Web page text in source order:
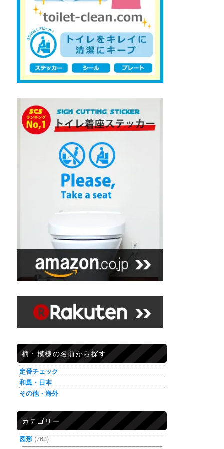
柄・模様の名前から探す
定番チェック
和風・日本
その他・海外
カテゴリー
図形 (763)